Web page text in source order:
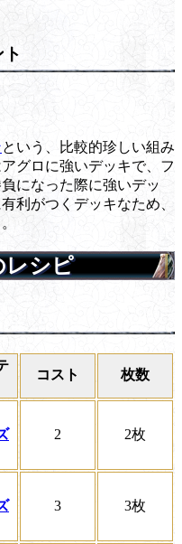
という、比較的珍しい組み
グロに強いデッキで、フ
になった際に強いデッ
利がつくデッキなため、
レシピ
コスト 枚数
2 2枚
3 3枚